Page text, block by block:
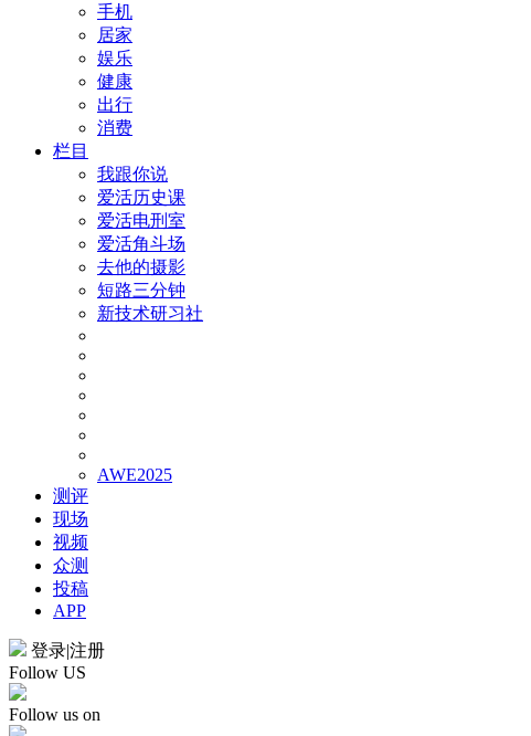
手机
居家
娱乐
健康
出行
消费
栏目
我跟你说
爱活历史课
爱活电刑室
爱活角斗场
去他的摄影
短路三分钟
新技术研习社
AWE2025
测评
现场
视频
众测
投稿
APP
登录|注册
Follow US
Follow us on